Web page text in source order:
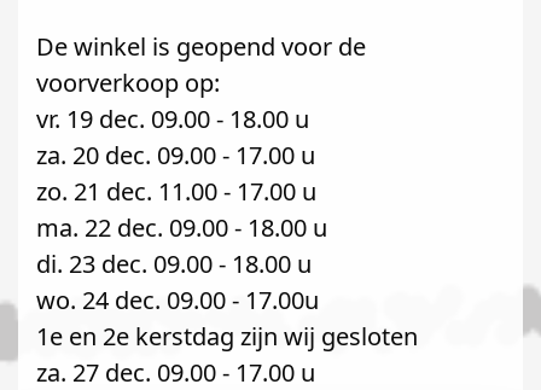
De winkel is geopend voor de
voorverkoop op:
vr. 19 dec. 09.00 - 18.00 u
za. 20 dec. 09.00 - 17.00 u
zo. 21 dec. 11.00 - 17.00 u
ma. 22 dec. 09.00 - 18.00 u
di. 23 dec. 09.00 - 18.00 u
wo. 24 dec. 09.00 - 17.00u
1e en 2e kerstdag zijn wij gesloten
za. 27 dec. 09.00 - 17.00 u